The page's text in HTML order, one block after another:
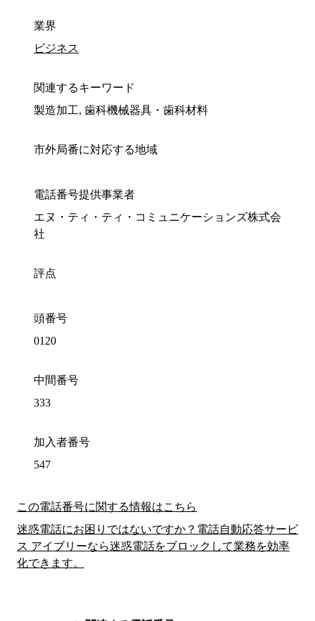
業界
ビジネス
関連するキーワード
製造加工, 歯科機械器具・歯科材料
市外局番に対応する地域
電話番号提供事業者
エヌ・ティ・ティ・コミュニケーションズ株式会
社
評点
頭番号
0120
中間番号
333
加入者番号
547
この電話番号に関する情報はこちら
迷惑電話にお困りではないですか？電話自動応答サービ
ス アイブリーなら迷惑電話をブロックして業務を効率
化できます。